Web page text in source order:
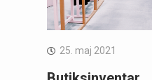
25. maj 2021